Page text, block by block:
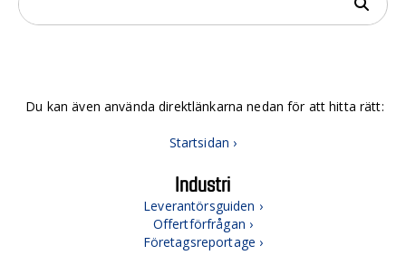
Du kan även använda direktlänkarna nedan för att hitta rätt:
Startsidan ›
Industri
Leverantörsguiden ›
Offertförfrågan ›
Företagsreportage ›